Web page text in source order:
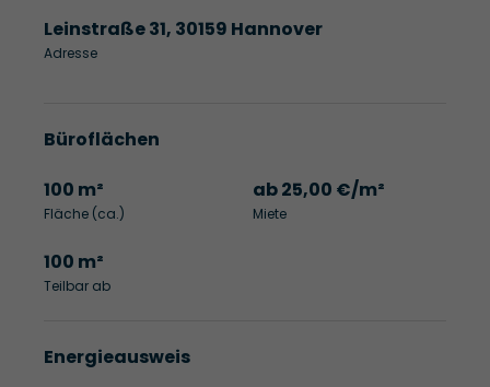
Leinstraße 31, 30159 Hannover
Adresse
Büroflächen
100 m²
Fläche (ca.)
ab 25,00 €/m²
Miete
100 m²
Teilbar ab
Energieausweis